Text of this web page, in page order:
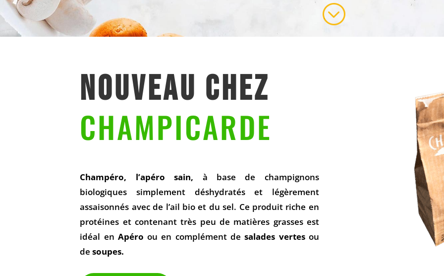
;
NOUVEAU CHEZ
CHAMPICARDE
Champéro, l’apéro sain, à base de champignons
biologiques simplement déshydratés et légèrement
assaisonnés avec de l’ail bio et du sel. Ce produit riche en
protéines et contenant très peu de matières grasses est
idéal en Apéro ou en complément desalades vertesou
desoupes.